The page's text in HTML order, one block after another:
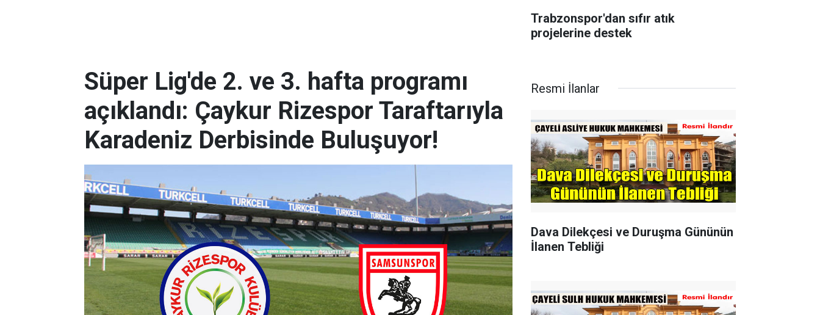
Trabzonspor'dan sıfır atık
projelerine destek
Süper Lig'de 2. ve 3. hafta programı
açıklandı: Çaykur Rizespor Taraftarıyla
Karadeniz Derbisinde Buluşuyor!
Resmi İlanlar
Dava Dilekçesi ve Duruşma Gününün
İlanen Tebliği